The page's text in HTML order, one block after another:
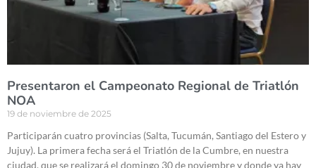
Presentaron el Campeonato Regional de Triatlón
NOA
19 de noviembre de 2025
Participarán cuatro provincias (Salta, Tucumán, Santiago del Estero y
Jujuy). La primera fecha será el Triatlón de la Cumbre, en nuestra
ciudad, que se realizará el domingo 30 de noviembre y donde ya hay